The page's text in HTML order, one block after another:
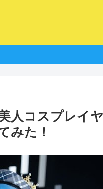
美人コスプレイ
みた！